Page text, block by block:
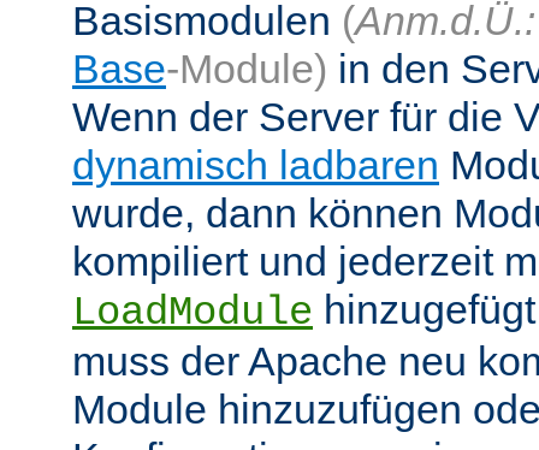
Basismodulen (Anm.d.Ü.:
Base-Module) in den
Wenn der Server für die
dynamisch ladbaren
wurde, dann können
kompiliert und jederzeit
LoadModule
muss der Apache neu
Module hinzuzufügen